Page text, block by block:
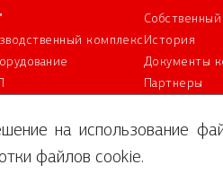
комплексИстория
Документы
Партнеры
на использование
файлов cookie.